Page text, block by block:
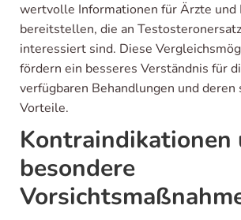
wertvolle Informationen für Ärzte und
bereitstellen, die an
interessiert sind. Diese
fördern ein besseres Verständnis für
verfügbaren Behandlungen und deren
Vorteile.
Kontraindikationen
besondere